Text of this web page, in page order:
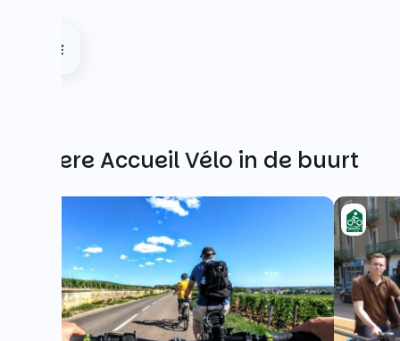
Andere Accueil Vélo in de buurt